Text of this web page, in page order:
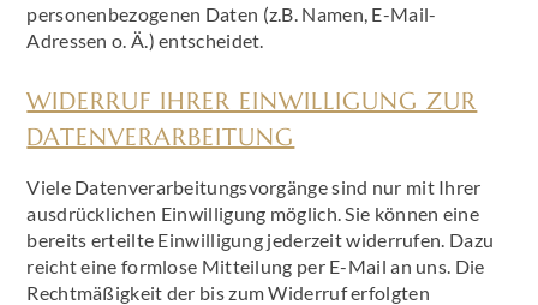
personenbezogenen Daten (z.B. Namen, E-Mail-
Adressen o. Ä.) entscheidet.
WIDERRUF IHRER EINWILLIGUNG ZUR
DATENVERARBEITUNG
Viele Datenverarbeitungsvorgänge sind nur mit Ihrer
ausdrücklichen Einwilligung möglich. Sie können eine
bereits erteilte Einwilligung jederzeit widerrufen. Dazu
reicht eine formlose Mitteilung per E-Mail an uns. Die
Rechtmäßigkeit der bis zum Widerruf erfolgten